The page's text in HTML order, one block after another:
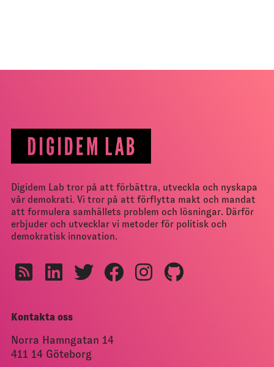
Digidem Lab tror på att förbättra, utveckla och nyskapa
vår demokrati. Vi tror på att förflytta makt och mandat
att formulera samhällets problem och lösningar. Därför
erbjuder och utvecklar vi metoder för politisk och
demokratisk innovation.
Kontakta oss
Norra Hamngatan 14
411 14 Göteborg